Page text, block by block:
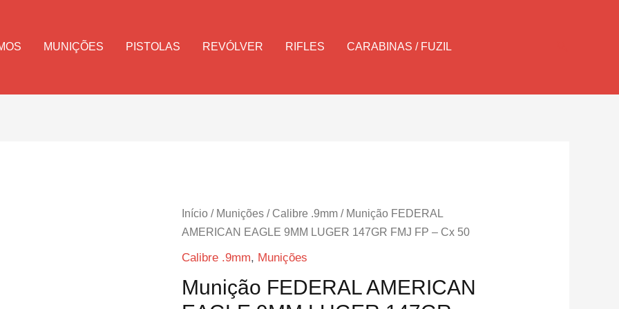
MUNIÇÕES PISTOLAS REVÓLVER RIFLES CARABINAS / FUZIL
Início/ Munições/ Calibre .9mm/ Munição FEDERAL
AMERICAN EAGLE 9MM LUGER 147GR FMJ FP – Cx 50
Calibre .9mm, Munições
Munição FEDERAL AMERICAN